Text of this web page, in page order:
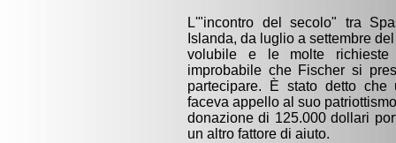
L'"incontro del secolo" tra
Islanda, da luglio a settembre
volubile e le molte richieste
improbabile che Fischer si
partecipare. È stato detto
faceva appello al suo
donazione di 125.000 dollari
un altro fattore di aiuto.